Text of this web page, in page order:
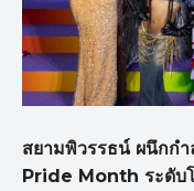
สยามพิวรรธน์ ผนึกก
Pride Month ระดั